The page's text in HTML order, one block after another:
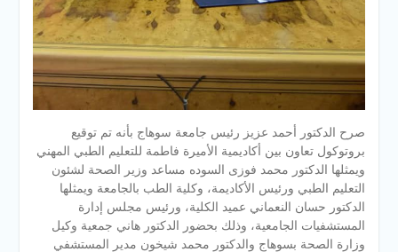
صرح الدكتور أحمد عزيز رئيس جامعة سوهاج بأنه تم توقيع
بروتوكول تعاون بين أكاديمية الأميرة فاطمة للتعليم الطبي المهني
ويمثلها الدكتور محمد فوزى السوده مساعد وزير الصحة لشئون
التعليم الطبي ورئيس الأكاديمة، وكلية الطب بالجامعة ويمثلها
الدكتور حسان النعماني عميد الكلية، ورئيس مجلس إدارة
المستشفيات الجامعية، وذلك بحضور الدكتور هاني جمعية وكيل
وزارة الصحة بسوهاج والدكتور محمد شيخون مدير المستشفي